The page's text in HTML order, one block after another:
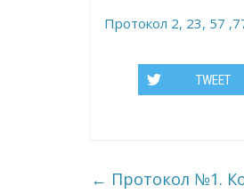
Протокол 2, 23, 57
TWEET
← Протокол №1.